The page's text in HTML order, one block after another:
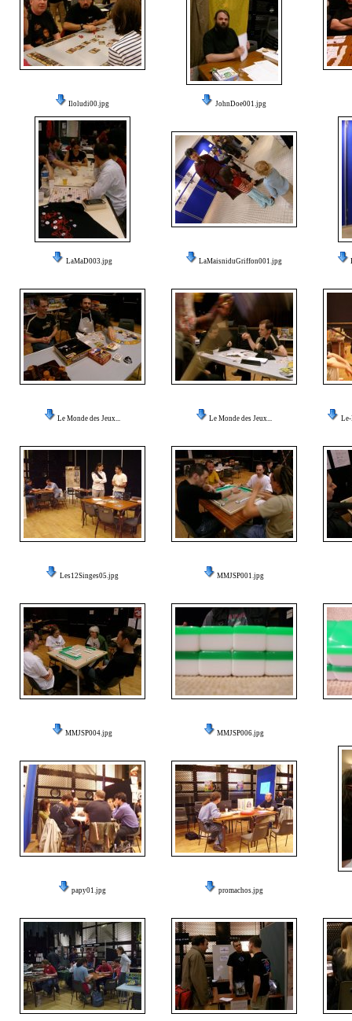
Iloludi00.jpg JohnDoe001.jpg
LaMaD003.jpg LaMaisniduGriffon001.jpg
Le Monde des Jeux... Le Monde des Jeux... Le-
Les12Singes05.jpg MMJSP001.jpg
MMJSP004.jpg MMJSP006.jpg
papy01.jpg promachos.jpg